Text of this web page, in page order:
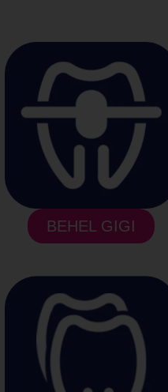
BEHEL GIGI